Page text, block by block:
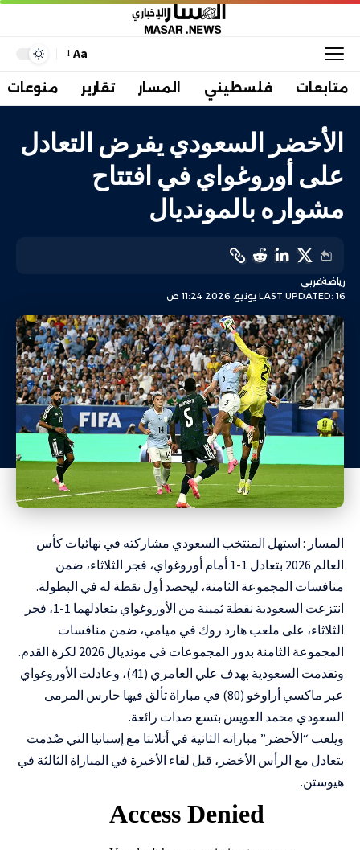
Aa
متابعات فلسطيني المسار تقارير منوعات
الأخضر السعودي يفرض التعادل
على أوروغواي في افتتاح
مشواره بالمونديال
LAST UPDATED: 16 يونيو، 2026 11:24 ص
رياضةعربي
المسار : استهل المنتخب السعودي مشاركته في نهائيات كأس
العالم 2026 بتعادل 1-1 أمام أوروغواي، فجر الثلاثاء، ضمن
منافسات المجموعة الثامنة، ليحصد أول نقطة له في البطولة.
انتزعت السعودية نقطة ثمينة من الأوروغواي بتعادلهما 1-1، فجر
الثلاثاء، على ملعب هارد روك في ميامي، ضمن منافسات
المجموعة الثامنة بدور المجموعات في مونديال 2026 لكرة القدم.
وتقدمت السعودية بهدف علي العامري (41)، وعادلت الأوروغواي
عبر ماكسي أراوخو (80) في مباراة تألق فيها حارس المرمى
السعودي محمد العويس بتسع صدات رائعة.
ويلعب “الأخضر” مباراته الثانية في أتلانتا مع إسبانيا التي صُدمت
بتعادل مع الرأس الأخضر، قبل لقاء الأخيرة في المباراة الثالثة في
هيوستن.